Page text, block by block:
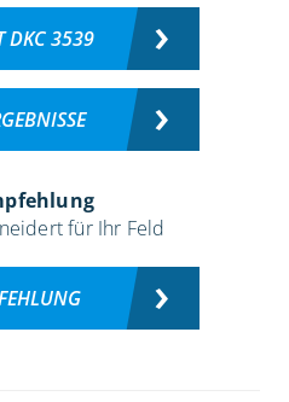
DKC 3539
für Ihr Feld